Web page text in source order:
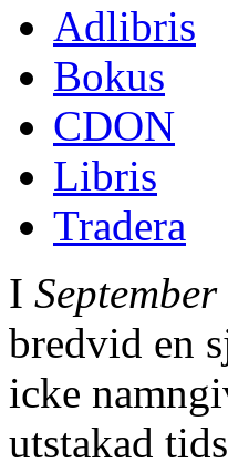
Adlibris
Bokus
CDON
Libris
Tradera
I September
bredvid en
icke
utstakad